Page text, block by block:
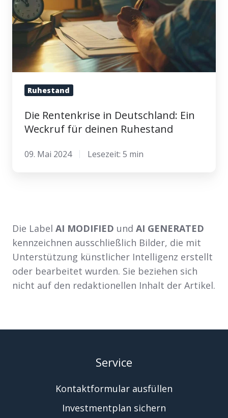
Weckruf
für
deinen
Ruhestand
Ruhestand
Die Rentenkrise in Deutschland: Ein
Weckruf für deinen Ruhestand
09. Mai 2024 Lesezeit: 5 min
Die Label AI MODIFIED und AI GENERATED
kennzeichnen ausschließlich Bilder, die mit
Unterstützung künstlicher Intelligenz erstellt
oder bearbeitet wurden. Sie beziehen sich
nicht auf den redaktionellen Inhalt der Artikel.
Service
Kontaktformular ausfüllen
Investmentplan sichern